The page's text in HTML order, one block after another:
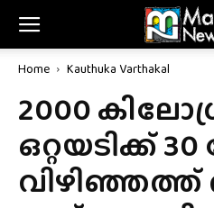
Home Kauthuka Varthakal
2000
ഒറ്റയടിക്ക്